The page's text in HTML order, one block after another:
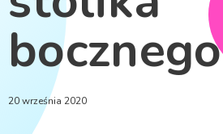
bocznego
20 września 2020